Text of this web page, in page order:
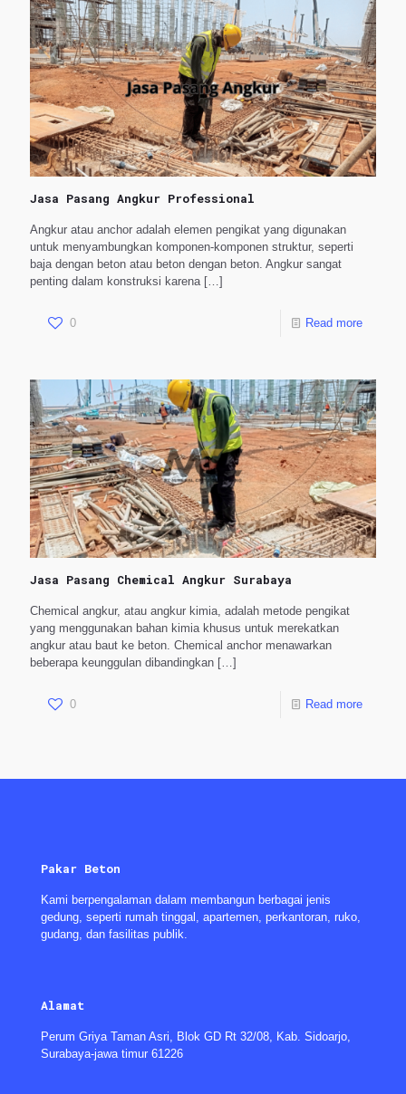
Jasa Pasang Angkur Professional
Angkur atau anchor adalah elemen pengikat yang digunakan
untuk menyambungkan komponen-komponen struktur, seperti
baja dengan beton atau beton dengan beton. Angkur sangat
penting dalam konstruksi karena[…]
0 Read more
Jasa Pasang Chemical Angkur Surabaya
Chemical angkur, atau angkur kimia, adalah metode pengikat
yang menggunakan bahan kimia khusus untuk merekatkan
angkur atau baut ke beton. Chemical anchor menawarkan
beberapa keunggulan dibandingkan […]
0 Read more
Pakar Beton
Kami berpengalaman dalam membangun berbagai jenis
gedung, seperti rumah tinggal, apartemen, perkantoran, ruko,
gudang, dan fasilitas publik.
Alamat
Perum Griya Taman Asri, Blok GD Rt 32/08, Kab. Sidoarjo,
Surabaya-jawa timur 61226